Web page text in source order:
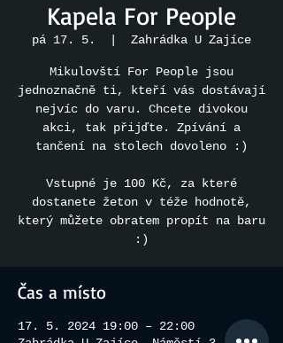
Kapela For People
pá 17. 5. Zahrádka U Zajíce
Mikulovští For People jsou
jednoznačně ti, kteří vás dostávají
nejvíc do varu. Chcete divokou
akci, tak přijďte. Zpívání a
tančení na stolech dovoleno :)
Vstupné je 100 Kč, za které
dostanete žeton v téže hodnotě,
který můžete obratem propít na baru
:)
Čas a místo
17. 5. 2024 19:00 – 22:00